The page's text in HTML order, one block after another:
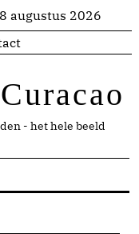
augustus 2026
- het hele beeld